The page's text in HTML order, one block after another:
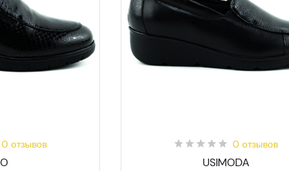
0 отзывов 0 отзывов
USIMODA